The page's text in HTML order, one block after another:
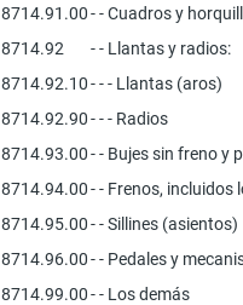
8714.91.00- - Cuadros y
8714.92
- - Llantas y radios:
8714.92.10- - - Llantas (aros)
8714.92.90- - - Radios
8714.93.00- - Bujes sin freno y
8714.94.00- - Frenos, incluidos
8714.95.00- - Sillines (asientos)
8714.96.00- - Pedales y
8714.99.00- - Los demás